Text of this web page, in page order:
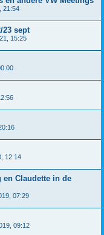
21:54
23 sept
15:25
12:14
en Claudette in de
07:29
09:12